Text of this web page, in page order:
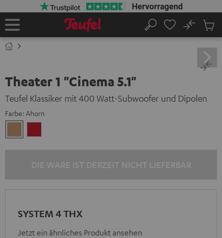
Startseite
Suche
No
im
Theater 1 "Cinema 5.1"
Teufel Klassiker mit 400 Watt-Subwoofer und Dipolen
Farbe: Ahorn
SYSTEM 4 THX
Jetzt ein ähnliches Produkt ansehen